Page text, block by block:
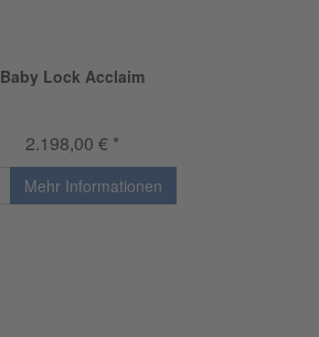
Baby Lock Acclaim
2.198,00 € *
Mehr Informationen